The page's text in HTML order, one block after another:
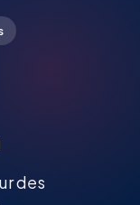
des